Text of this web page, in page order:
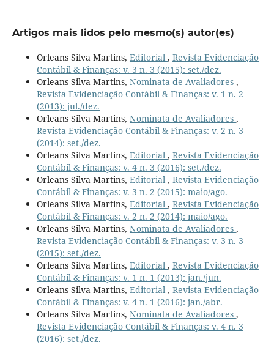
Artigos mais lidos pelo mesmo(s) autor(es)
Orleans Silva Martins, Editorial , Revista Evidenciação
Contábil & Finanças: v. 3 n. 3 (2015): set./dez.
Orleans Silva Martins, Nominata de Avaliadores ,
Revista Evidenciação Contábil & Finanças: v. 1 n. 2
(2013): jul./dez.
Orleans Silva Martins, Nominata de Avaliadores ,
Revista Evidenciação Contábil & Finanças: v. 2 n. 3
(2014): set./dez.
Orleans Silva Martins, Editorial , Revista Evidenciação
Contábil & Finanças: v. 4 n. 3 (2016): set./dez.
Orleans Silva Martins, Editorial , Revista Evidenciação
Contábil & Finanças: v. 3 n. 2 (2015): maio/ago.
Orleans Silva Martins, Editorial , Revista Evidenciação
Contábil & Finanças: v. 2 n. 2 (2014): maio/ago.
Orleans Silva Martins, Nominata de Avaliadores ,
Revista Evidenciação Contábil & Finanças: v. 3 n. 3
(2015): set./dez.
Orleans Silva Martins, Editorial , Revista Evidenciação
Contábil & Finanças: v. 1 n. 1 (2013): jan./jun.
Orleans Silva Martins, Editorial , Revista Evidenciação
Contábil & Finanças: v. 4 n. 1 (2016): jan./abr.
Orleans Silva Martins, Nominata de Avaliadores ,
Revista Evidenciação Contábil & Finanças: v. 4 n. 3
(2016): set./dez.